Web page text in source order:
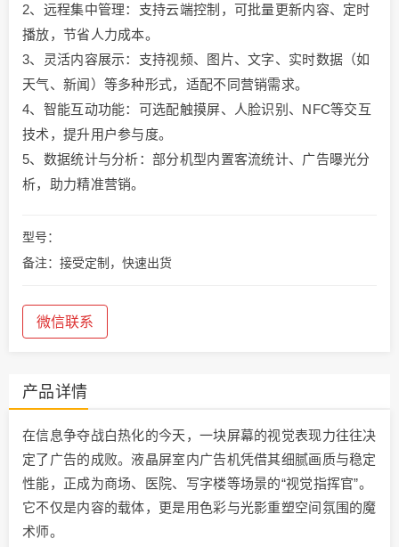
2、​​远程集中管理​​：支持云端控制，可批量更新内容、定时
播放，节省人力成本。
3、​​灵活内容展示​​：支持视频、图片、文字、实时数据（如
天气、新闻）等多种形式，适配不同营销需求。
​​4、智能互动功能​​：可选配触摸屏、人脸识别、NFC等交互
技术，提升用户参与度。
5、数据统计与分析​​：部分机型内置客流统计、广告曝光分
析，助力精准营销。
型号：
备注：接受定制，快速出货
微信联系
产品详情
在信息争夺战白热化的今天，一块屏幕的视觉表现力往往决
定了广告的成败。液晶屏室内广告机凭借其细腻画质与稳定
性能，正成为商场、医院、写字楼等场景的“视觉指挥官”。
它不仅是内容的载体，更是用色彩与光影重塑空间氛围的魔
术师。